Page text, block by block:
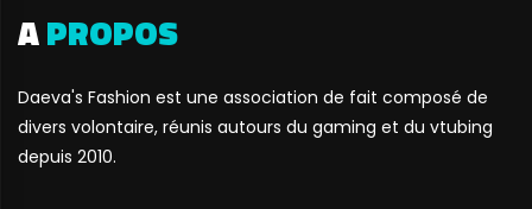
APROPOS
Daeva's Fashion est une association de fait composé de
divers volontaire, réunis autours du gaming et du vtubing
depuis 2010.